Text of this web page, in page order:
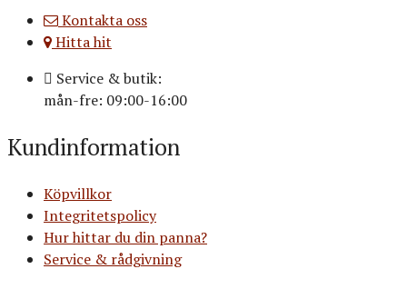
Kontakta oss
Hitta hit
Service & butik:
mån-fre: 09:00-16:00
Kundinformation
Köpvillkor
Integritetspolicy
Hur hittar du din panna?
Service & rådgivning